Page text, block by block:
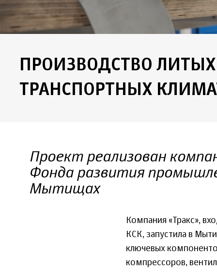
ПРОИЗВОДСТВО
ТРАНСПОРТНЫХ
Проект реализован
Фонда развития
Мытищах
Компания «Тракс»,
КСК, запустила в
ключевых
компрессоров,